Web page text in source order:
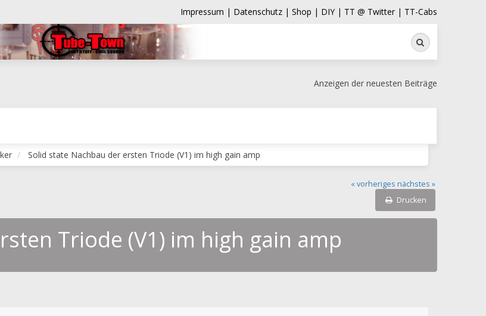
Impressum | Datenschutz | Shop | DIY | TT @ Twitter | TT-Cabs
Suche
Anzeigen der neuesten Beiträge
Solid state Nachbau der ersten Triode (V1) im high gain amp
« vorheriges nächstes »
Drucken
Triode (V1) im high gain amp